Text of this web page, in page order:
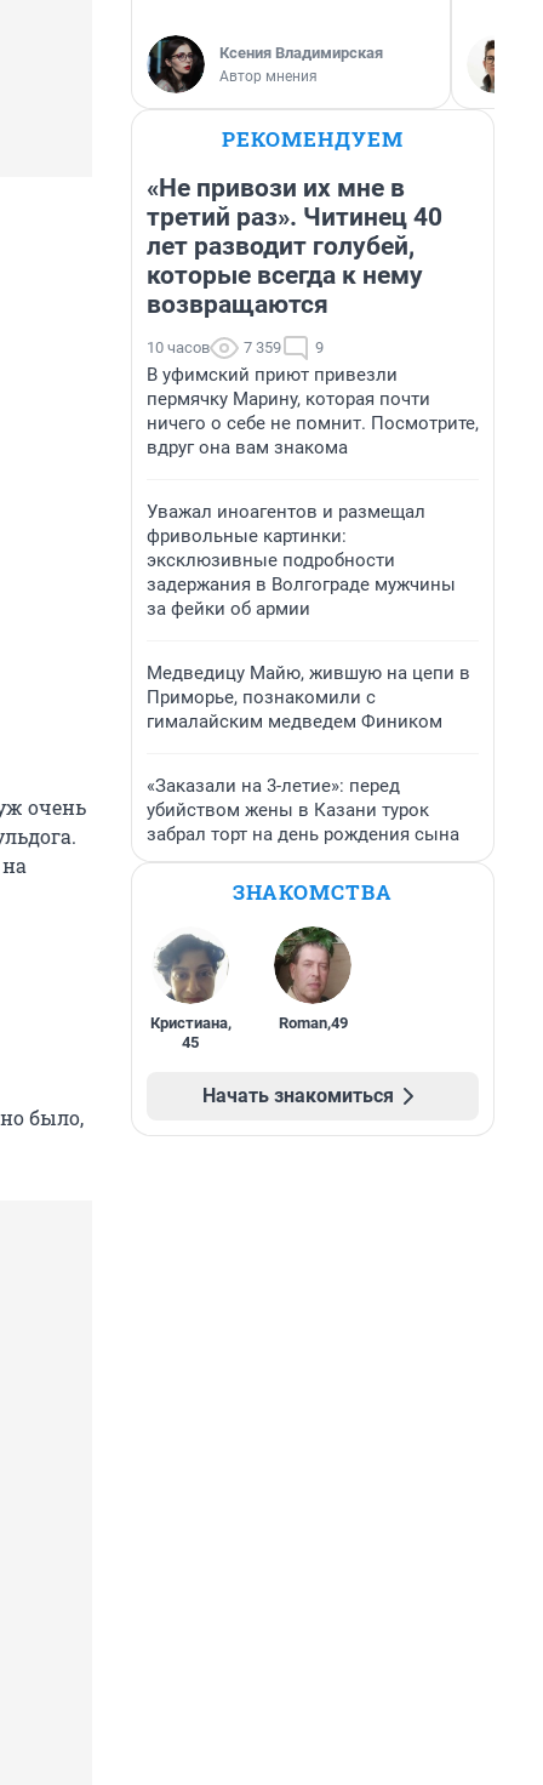
очень
было,
Ксения Владимирская
Автор мнения
РЕКОМЕНДУЕМ
«Не привози их мне в
третий раз». Читинец 40
лет разводит голубей,
которые всегда к нему
возвращаются
10 часов 7 359 9
В уфимский приют привезли
пермячку Марину, которая почти
ничего о себе не помнит. Посмотрите,
вдруг она вам знакома
Уважал иноагентов и размещал
фривольные картинки:
эксклюзивные подробности
задержания в Волгограде мужчины
за фейки об армии
Медведицу Майю, жившую на цепи в
Приморье, познакомили с
гималайским медведем Фиником
«Заказали на 3-летие»: перед
убийством жены в Казани турок
забрал торт на день рождения сына
ЗНАКОМСТВА
Кристиана,
45
Roman,49
Начать знакомиться